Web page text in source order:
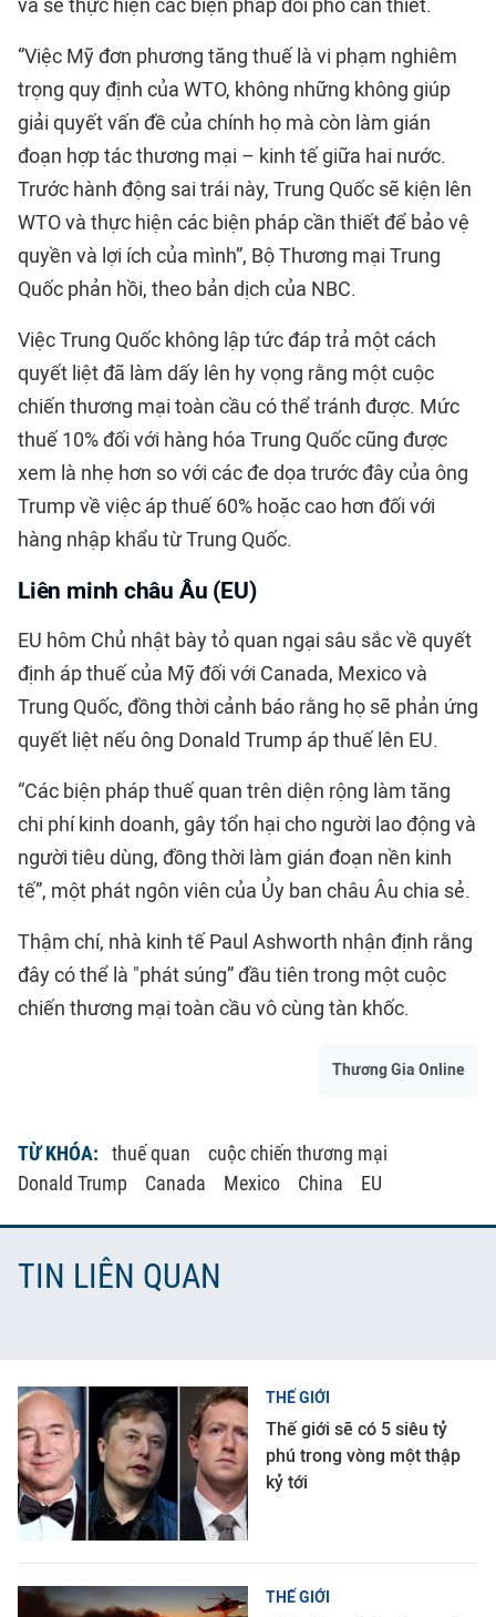
và sẽ thực hiện các biện pháp đối phó cần thiết.
“Việc Mỹ đơn phương tăng thuế là vi phạm nghiêm
trọng quy định của WTO, không những không giúp
giải quyết vấn đề của chính họ mà còn làm gián
đoạn hợp tác thương mại – kinh tế giữa hai nước.
Trước hành động sai trái này, Trung Quốc sẽ kiện lên
WTO và thực hiện các biện pháp cần thiết để bảo vệ
quyền và lợi ích của mình”, Bộ Thương mại Trung
Quốc phản hồi, theo bản dịch của NBC.
Việc Trung Quốc không lập tức đáp trả một cách
quyết liệt đã làm dấy lên hy vọng rằng một cuộc
chiến thương mại toàn cầu có thể tránh được. Mức
thuế 10% đối với hàng hóa Trung Quốc cũng được
xem là nhẹ hơn so với các đe dọa trước đây của ông
Trump về việc áp thuế 60% hoặc cao hơn đối với
hàng nhập khẩu từ Trung Quốc.
Liên minh châu Âu (EU)
EU hôm Chủ nhật bày tỏ quan ngại sâu sắc về quyết
định áp thuế của Mỹ đối với Canada, Mexico và
Trung Quốc, đồng thời cảnh báo rằng họ sẽ phản ứng
quyết liệt nếu ông Donald Trump áp thuế lên EU.
“Các biện pháp thuế quan trên diện rộng làm tăng
chi phí kinh doanh, gây tổn hại cho người lao động và
người tiêu dùng, đồng thời làm gián đoạn nền kinh
tế”, một phát ngôn viên của Ủy ban châu Âu chia sẻ.
Thậm chí, nhà kinh tế Paul Ashworth nhận định rằng
đây có thể là "phát súng” đầu tiên trong một cuộc
chiến thương mại toàn cầu vô cùng tàn khốc.
Thương Gia Online
TỪ KHÓA: thuế quan
cuộc chiến thương mại
Donald Trump
Canada Mexico China EU
TIN LIÊN QUAN
THẾ GIỚI
Thế giới sẽ có 5 siêu tỷ
phú trong vòng một thập
kỷ tới
THẾ GIỚI